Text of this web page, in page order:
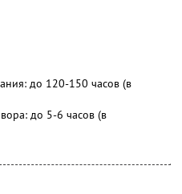
до 120-150 часов (в
до 5-6 часов (в